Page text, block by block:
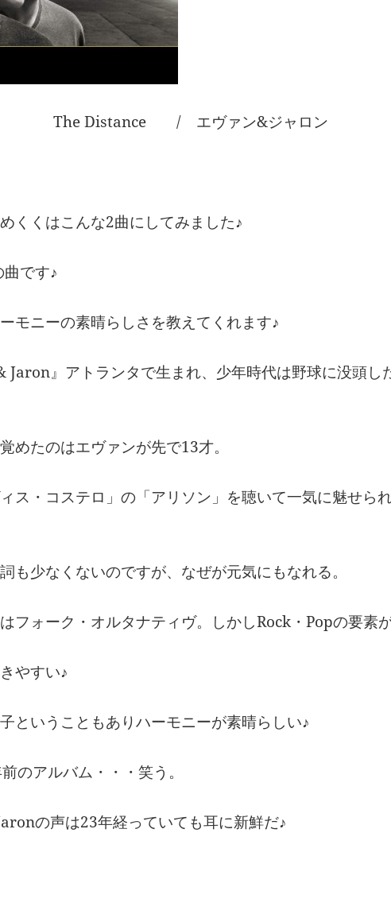
Distance / エヴァン&ジャロン
くくはこんな2曲にしてみました♪
です♪
モニーの素晴らしさを教えてくれます♪
Jaron』アトランタで生まれ、少年時代は野球に没頭し
めたのはエヴァンが先で13才。
ィス・コステロ」の「アリソン」を聴いて一気に魅せら
も少なくないのですが、なぜが元気にもなれる。
フォーク・オルタナティヴ。しかしRock・Popの要素が
やすい♪
ということもありハーモニーが素晴らしい♪
のアルバム・・・笑う。
の声は23年経っていても耳に新鮮だ♪